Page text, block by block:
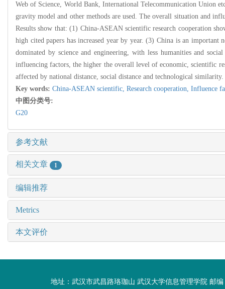
Web of Science, World Bank, International Telecommunication Union
gravity model and other methods are used. The overall situation and
Results show that: (1) China-ASEAN scientific research cooperation
high cited papers has increased year by year. (3) China is an
dominated by science and engineering, with less humanities and
influencing factors, the higher the overall level of economic, scientific
affected by national distance, social distance and technological
Key words: China-ASEAN scientific, Research cooperation, Influence
中图分类号:
G20
参考文献
相关文章 1
编辑推荐
Metrics
本文评价
地址：武汉市武昌路珞珈山 武汉大学信息管理学院 邮编